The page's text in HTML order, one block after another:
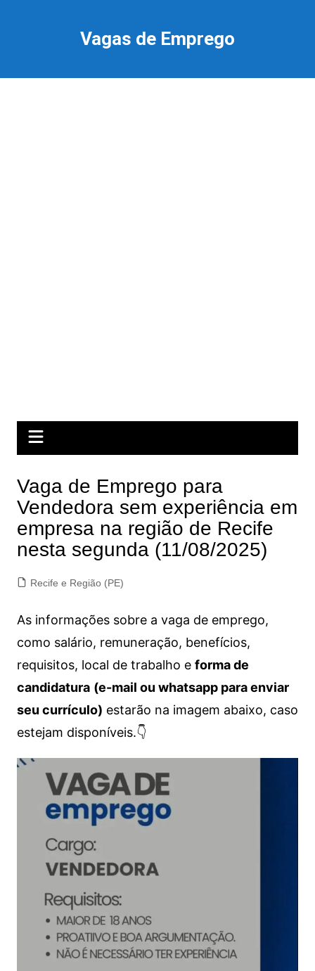
Vagas de Emprego
Vaga de Emprego para
Vendedora sem experiência em
empresa na região de Recife
nesta segunda (11/08/2025)
Recife e Região (PE)
As informações sobre a vaga de emprego,
como salário, remuneração, benefícios,
requisitos, local de trabalho e forma de
candidatura (e-mail ou whatsapp para enviar
seu currículo) estarão na imagem abaixo, caso
estejam disponíveis.👇